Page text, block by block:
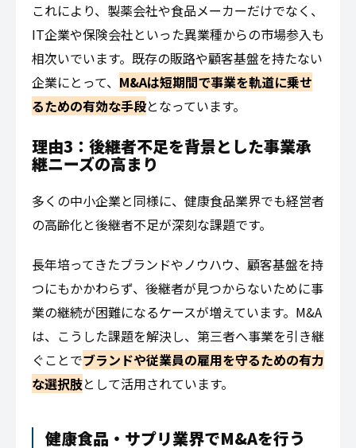
これにより、製薬会社や食品メーカーだけでなく、
IT企業や保険会社といった異業種からの市場参入も
相次いでいます。既存の販路や顧客基盤を持たない
企業にとって、 M&Aは短期間で事業を軌道に乗せ
るための有効な手段となっています。
理由3：後継者不足を背景とした事業承
継ニーズの高まり
多くの中小企業と同様に、健康食品業界でも経営者
の高齢化と後継者不足が深刻な課題です。
長年培ってきたブランドやノウハウ、顧客基盤を持
つにもかかわらず、後継者が見つからないために事
業の継続が困難になるケースが増えています。M&A
は、こうした課題を解決し、第三者へ事業を引き継
ぐことでブランドや従業員の雇用を守るための有力
な選択肢として活用されています。
健康食品・サプリ業界でM&Aを行う